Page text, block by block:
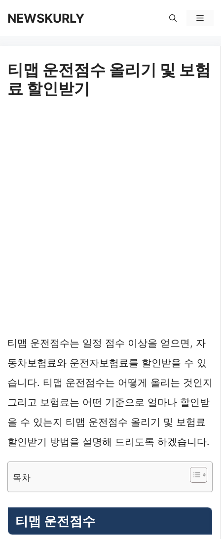
로
NEWSKURLY
메
티맵 운전점수 올리기 및 보험
료 할인받기
티맵 운전점수는 일정 점수 이상을 얻으면, 자
동차보험료와 운전자보험료를 할인받을 수 있
습니다. 티맵 운전점수는 어떻게 올리는 것인지
그리고 보험료는 어떤 기준으로 얼마나 할인받
을 수 있는지 티맵 운전점수 올리기 및 보험료
할인받기 방법을 설명해 드리도록 하겠습니다.
목차
티맵 운전점수